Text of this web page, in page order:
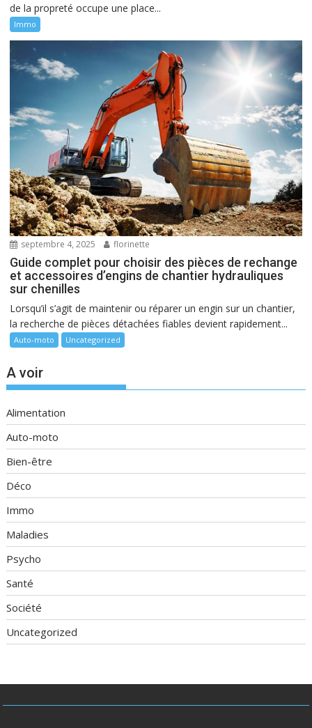
de la propreté occupe une place...
Immo
septembre 4, 2025 florinette
Guide complet pour choisir des pièces de rechange
et accessoires d’engins de chantier hydrauliques
sur chenilles
Lorsqu’il s’agit de maintenir ou réparer un engin sur un chantier,
la recherche de pièces détachées fiables devient rapidement...
Auto-moto Uncategorized
A voir
Alimentation
Auto-moto
Bien-être
Déco
Immo
Maladies
Psycho
Santé
Société
Uncategorized